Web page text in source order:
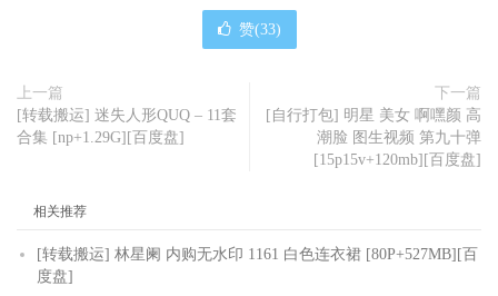
赞(33)
上一篇
[转载搬运] 迷失人形QUQ – 11套
合集 [np+1.29G][百度盘]
下一篇
[自行打包] 明星 美女 啊嘿颜 高
潮脸 图生视频 第九十弹
[15p15v+120mb][百度盘]
相关推荐
[转载搬运] 林星阑 内购无水印 1161 白色连衣裙 [80P+527MB][百
度盘]